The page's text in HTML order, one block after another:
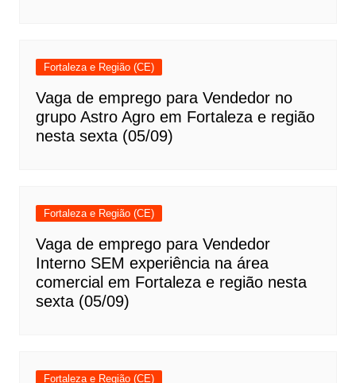
Fortaleza e Região (CE)
Vaga de emprego para Vendedor no
grupo Astro Agro em Fortaleza e região
nesta sexta (05/09)
Fortaleza e Região (CE)
Vaga de emprego para Vendedor
Interno SEM experiência na área
comercial em Fortaleza e região nesta
sexta (05/09)
Fortaleza e Região (CE)